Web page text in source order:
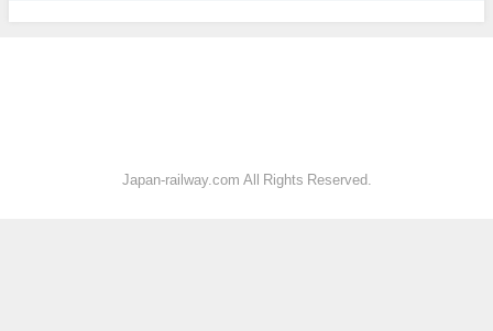
Japan-railway.com All Rights Reserved.